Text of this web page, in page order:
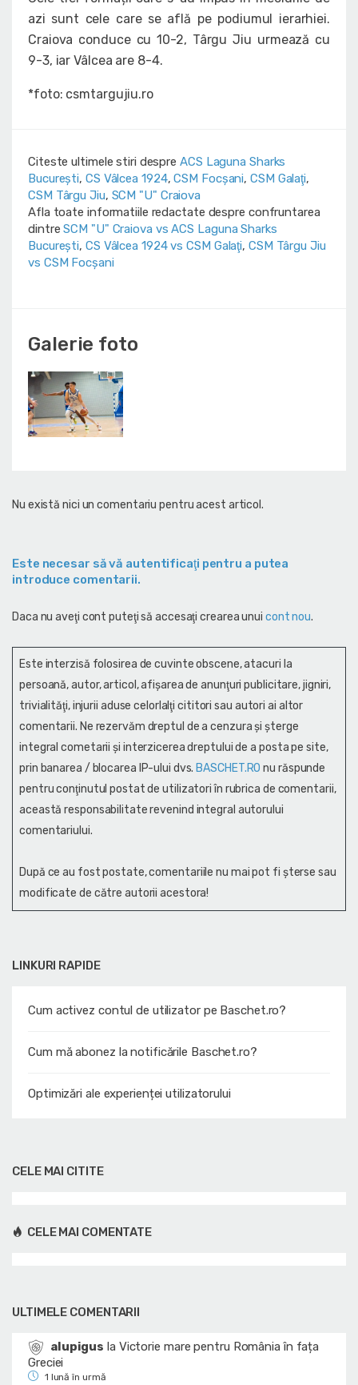
LINKURI RAPIDE
Cum activez contul de utilizator pe Baschet.ro?
Cum mă abonez la notificările Baschet.ro?
Optimizări ale experienței utilizatorului
azi sunt cele care se află pe podiumul ierarhiei.
Craiova conduce cu 10-2, Târgu Jiu urmează cu
9-3, iar Vâlcea are 8-4.
*foto: csmtargujiu.ro
Citeste ultimele stiri despre ACS Laguna Sharks
București, CS Vâlcea 1924,CSM Focșani,CSM Galaţi,
CSM Târgu Jiu, SCM "U" Craiova
Afla toate informatiile redactate despre confruntarea
dintreSCM "U" Craiova vs ACS Laguna Sharks
București, CS Vâlcea 1924 vs CSM Galaţi, CSM Târgu Jiu
vs CSM Focșani
Galerie foto
Nu există nici un comentariu pentru acest articol.
Este necesar să vă autentificaţi pentru a putea
introduce comentarii.
Daca nu aveţi cont puteţi să accesaţi crearea unui cont nou.
Este interzisă folosirea de cuvinte obscene, atacuri la
persoană, autor, articol, afişarea de anunţuri publicitare, jigniri,
trivialităţi, injurii aduse celorlalţi cititori sau autori ai altor
comentarii. Ne rezervăm dreptul de a cenzura și şterge
integral cometarii și interzicerea dreptului de a posta pe site,
prin banarea / blocarea IP-ului dvs. BASCHET.RO nu răspunde
pentru conţinutul postat de utilizatori în rubrica de comentarii,
această responsabilitate revenind integral autorului
comentariului.
După ce au fost postate, comentariile nu mai pot fi șterse sau
modificate de către autorii acestora!
CELE MAI CITITE
CELE MAI COMENTATE
ULTIMELE COMENTARII
alupigus la Victorie mare pentru România în fața
Greciei
1 lună în urmă